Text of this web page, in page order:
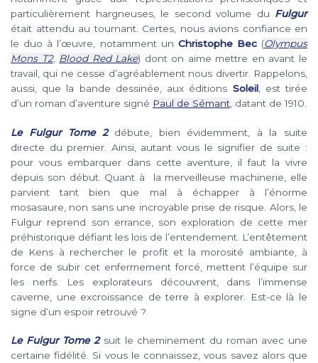
particulièrement hargneuses, le second volume du Fulgur
était attendu au tournant. Certes, nous avions confiance en
le duo à l’œuvre, notamment un Christophe Bec(Olympus
Mons T2, Blood Red Lake) dont on aime mettre en avant le
travail, qui ne cesse d’agréablement nous divertir. Rappelons,
aussi, que la bande dessinée, aux éditions Soleil, est tirée
d’un roman d’aventure signé Paul de Sémant, datant de 1910.
Le Fulgur Tome 2débute, bien évidemment, à la suite
directe du premier. Ainsi, autant vous le signifier de suite :
pour vous embarquer dans cette aventure, il faut la vivre
depuis son début. Quant à la merveilleuse machinerie, elle
parvient tant bien que mal à échapper à l’énorme
mosasaure, non sans une incroyable prise de risque. Alors, le
Fulgur reprend son errance, son exploration de cette mer
préhistorique défiant les lois de l’entendement. L’entêtement
de Kens à rechercher le profit et la morosité ambiante, à
force de subir cet enfermement forcé, mettent l’équipe sur
les nerfs. Les explorateurs découvrent, dans l’immense
caverne, une excroissance de terre à explorer. Est-ce là le
signe d’un espoir retrouvé ?
Le Fulgur Tome 2suit le cheminement du roman avec une
certaine fidélité. Si vous le connaissez, vous savez alors que